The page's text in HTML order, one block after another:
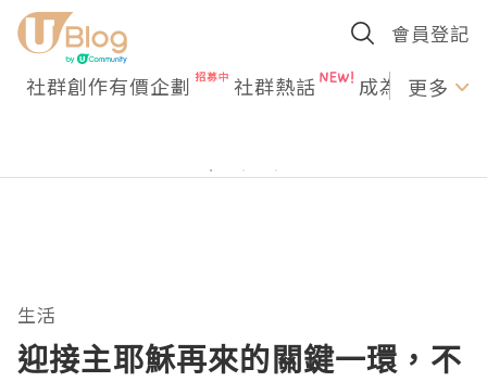
會員登記
社群創作有價企劃 社群熱話 成為U更多
生活
迎接主耶穌再來的關鍵一環，不